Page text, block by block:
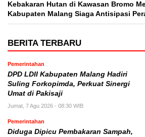
Kebakaran Hutan di Kawasan Bromo
Kabupaten Malang Siaga Antisipasi
BERITA TERBARU
Pemerintahan
DPD LDII Kabupaten Malang Hadiri
Suling Forkopimda, Perkuat Sinergi
Umat di Pakisaji
Jumat, 7 Agu 2026 - 08:30 WIB
Pemerintahan
Diduga Dipicu Pembakaran Sampah,